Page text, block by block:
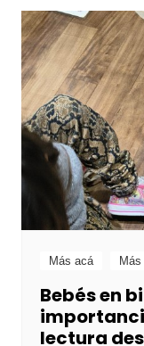
Más acá
Bebés en
lectura